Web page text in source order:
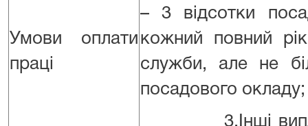
Умови оплати
праці
– 3 відсотки
кожний повний
служби, але не
посадового окладу;
3.Інші